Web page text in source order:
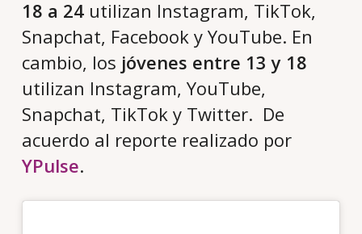
18 a 24utilizan Instagram, TikTok,
Snapchat, Facebook y YouTube. En
cambio, los jóvenes entre 13 y 18
utilizan Instagram, YouTube,
Snapchat, TikTok y Twitter. De
acuerdo al reporte realizado por
YPulse.